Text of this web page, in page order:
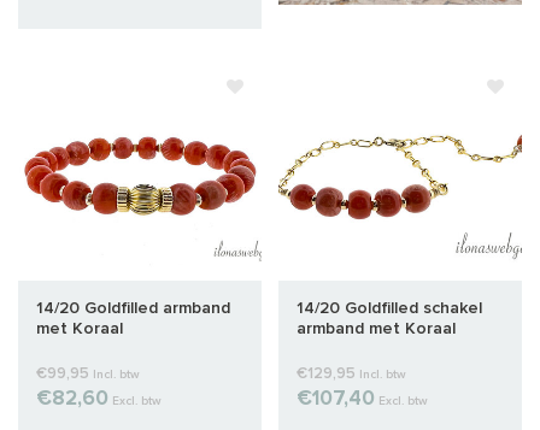
14/20 Goldfilled armband
met Koraal
€99,95 Incl. btw
€82,60 Excl. btw
14/20 Goldfilled schakel
armband met Koraal
€129,95 Incl. btw
€107,40 Excl. btw